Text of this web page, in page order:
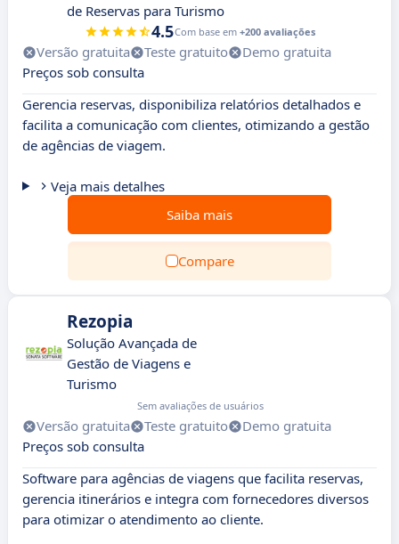
de Reservas para Turismo
4.5Com base em +200 avaliações
Versão gratuita Teste gratuito
Demo gratuita
Preços sob consulta
Gerencia reservas, disponibiliza relatórios detalhados e
facilita a comunicação com clientes, otimizando a gestão
de agências de viagem.
Veja mais detalhes
Saiba mais
Compare
Rezopia
Solução Avançada de
Gestão de Viagens e
Turismo
Sem avaliações de usuários
Versão gratuita Teste gratuito
Demo gratuita
Preços sob consulta
Software para agências de viagens que facilita reservas,
gerencia itinerários e integra com fornecedores diversos
para otimizar o atendimento ao cliente.